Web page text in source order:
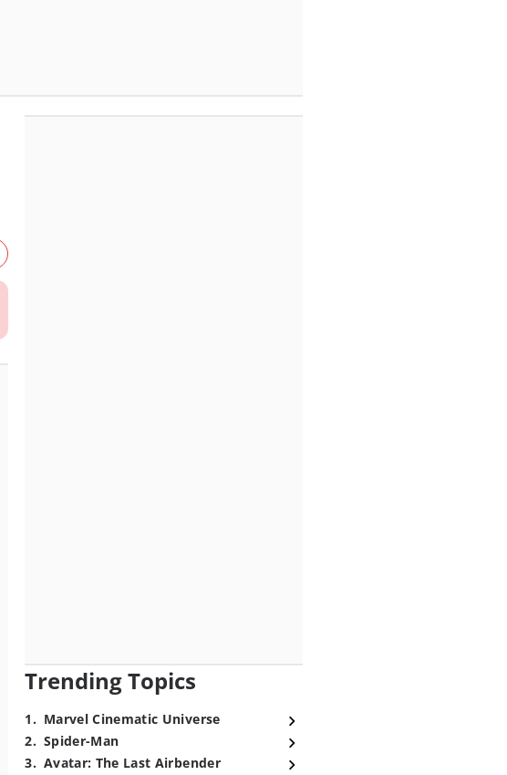
Trending Topics
1. Marvel Cinematic Universe
2. Spider-Man
3. Avatar: The Last Airbender